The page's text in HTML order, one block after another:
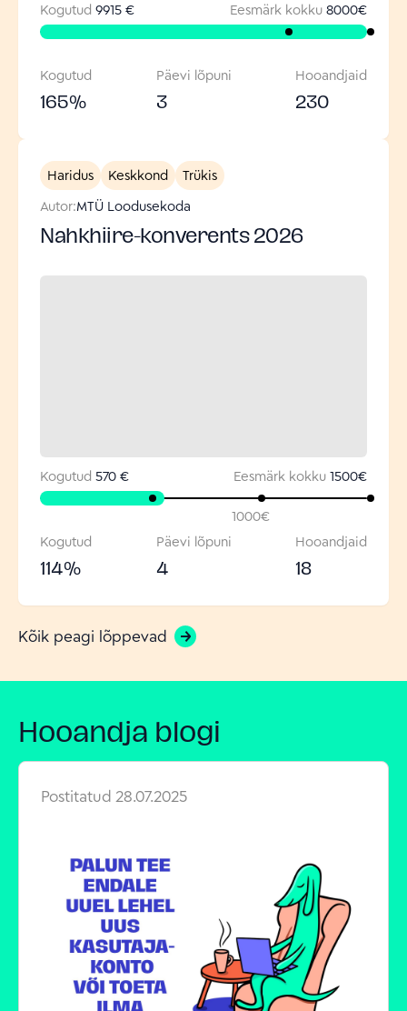
Kogutud 9915 € Eesmärk kokku 8000€
Kogutud
165%
Päevi lõpuni
3
Hooandjaid
230
Haridus Keskkond
Trükis
Autor:MTÜ Loodusekoda
Nahkhiire-konverents 2026
Kogutud 570 € Eesmärk kokku 1500€
1000€
Kogutud
114%
Päevi lõpuni
4
Hooandjaid
18
Kõik peagi lõppevad
Hooandja blogi
Postitatud 28.07.2025